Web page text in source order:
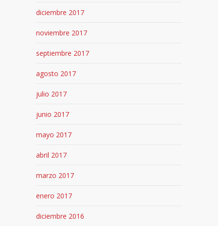
diciembre 2017
noviembre 2017
septiembre 2017
agosto 2017
julio 2017
junio 2017
mayo 2017
abril 2017
marzo 2017
enero 2017
diciembre 2016